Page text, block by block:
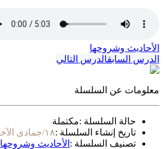
الأحاديث وشروحها
الدرس السابقالدرس التالي
معلومات عن السلسلة
حالة السلسلة :مكتملة
تاريخ إنشاء السلسلة :١٨/جمادى الآخرة/١٤٤٦
تصنيف السلسلة : الأحاديث وشروحها